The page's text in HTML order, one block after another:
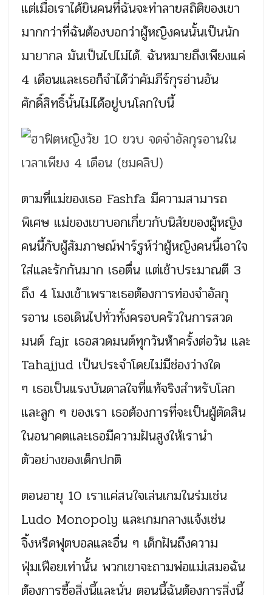
แต่เมื่อเราได้ยินคนที่ฉันจะทำลายสถิติของเขา
มากกว่าที่ฉันต้องบอกว่าผู้หญิงคนนั้นเป็นนัก
มายากล มันเป็นไปไม่ได้. ฉันหมายถึงเพียงแค่
4 เดือนและเธอก็จำได้ว่าคัมภีร์กุรอ่านอัน
ศักดิ์สิทธิ์นั้นไม่ได้อยู่บนโลกใบนี้
ตามที่แม่ของเธอ Fashfa มีความสามารถ
พิเศษ แม่ของเขาบอกเกี่ยวกับนิสัยของผู้หญิง
คนนี้กับผู้สัมภาษณ์ฟาร์รูห์ว่าผู้หญิงคนนี้เอาใจ
ใส่และรักกันมาก เธอตื่น แต่เช้าประมาณตี 3
ถึง 4 โมงเช้าเพราะเธอต้องการท่องจำอัลกุ
รอาน เธอเดินไปทั่วทั้งครอบครัวในการสวด
มนต์ fajr เธอสวดมนต์ทุกวันห้าครั้งต่อวัน และ
Tahajjud เป็นประจำโดยไม่มีช่องว่างใด
ๆ เธอเป็นแรงบันดาลใจที่แท้จริงสำหรับโลก
และลูก ๆ ของเรา เธอต้องการที่จะเป็นผู้ตัดสิน
ในอนาคตและเธอมีความฝันสูงให้เรานำ
ตัวอย่างของเด็กปกติ
ตอนอายุ 10 เราแค่สนใจเล่นเกมในร่มเช่น
Ludo Monopoly และเกมกลางแจ้งเช่น
จิ้งหรีดฟุตบอลและอื่น ๆ เด็กฝันถึงความ
ฟุ่มเฟือยเท่านั้น พวกเขาจะถามพ่อแม่เสมอฉัน
ต้องการซื้อสิ่งนี้และนั่น ตอนนี้ฉันต้องการสิ่งนี้